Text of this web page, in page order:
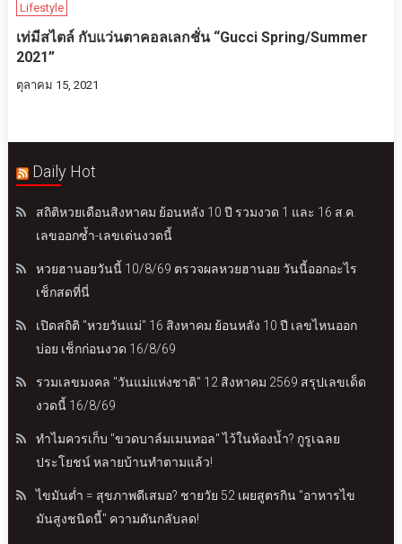
Lifestyle
เท่มีสไตล์​ กับแว่นตาคอลเลกชั่น “Gucci Spring/Summer
2021”
ตุลาคม 15, 2021
Daily Hot
สถิติหวยเดือนสิงหาคม ย้อนหลัง 10 ปี รวมงวด 1 และ 16 ส.ค.
เลขออกซ้ำ-เลขเด่นงวดนี้
หวยฮานอยวันนี้ 10/8/69 ตรวจผลหวยฮานอย วันนี้ออกอะไร
เช็กสดที่นี่
เปิดสถิติ "หวยวันแม่" 16 สิงหาคม ย้อนหลัง 10 ปี เลขไหนออก
บ่อย เช็กก่อนงวด 16/8/69
รวมเลขมงคล "วันแม่แห่งชาติ" 12 สิงหาคม 2569 สรุปเลขเด็ด
งวดนี้ 16/8/69
ทำไมควรเก็บ "ขวดบาล์มเมนทอล" ไว้ในห้องน้ำ? กูรูเฉลย
ประโยชน์ หลายบ้านทำตามแล้ว!
ไขมันต่ำ = สุขภาพดีเสมอ? ชายวัย 52 เผยสูตรกิน "อาหารไข
มันสูงชนิดนี้" ความดันกลับลด!